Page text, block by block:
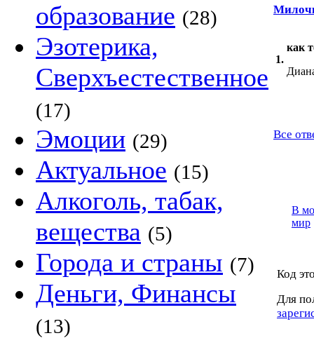
образование (28)
Эзотерика,
Сверхъестественное
(17)
Эмоции (29)
Актуальное (15)
Алкоголь, табак,
вещества (5)
Города и страны (7)
Деньги, Финансы
(13)
1.
как
Все
В
мир
Код
Для